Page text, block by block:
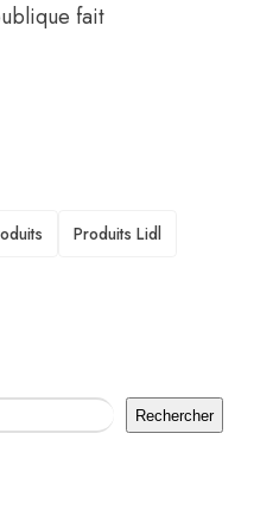
fait
Produits Lidl
Rechercher